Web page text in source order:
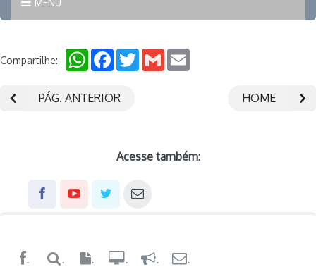
MENU
Compartilhe: WhatsAppFacebookTwitterGmail
PÁG. ANTERIOR HOME
Acesse também:
. . . . . .